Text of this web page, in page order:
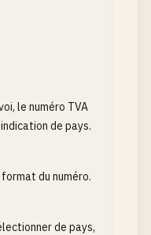
le numéro TVA
de pays.
du numéro.
de pays,